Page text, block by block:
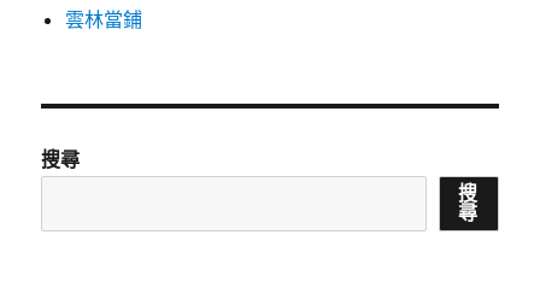
雲林當鋪
搜尋
搜
尋